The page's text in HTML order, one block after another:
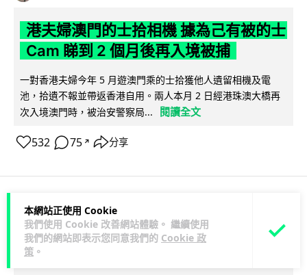
本網站正使用 Cookie
我們使用 Cookie 改善網站體驗。 繼續使用
我們的網站即表示您同意我們的 Cookie 政
策 。
港夫婦澳門的士拾相機 據為己有被的士
Cam 睇到 2 個月後再入境被捕
一對香港夫婦今年 5 月遊澳門乘的士拾獲他人遺留相機及電
池，拾遺不報並帶返香港自用。兩人本月 2 日經港珠澳大橋再
次入境澳門時，被治安警察局...
閱讀全文
532 75 ↗ 分享
3C科技 家居無線
Vin